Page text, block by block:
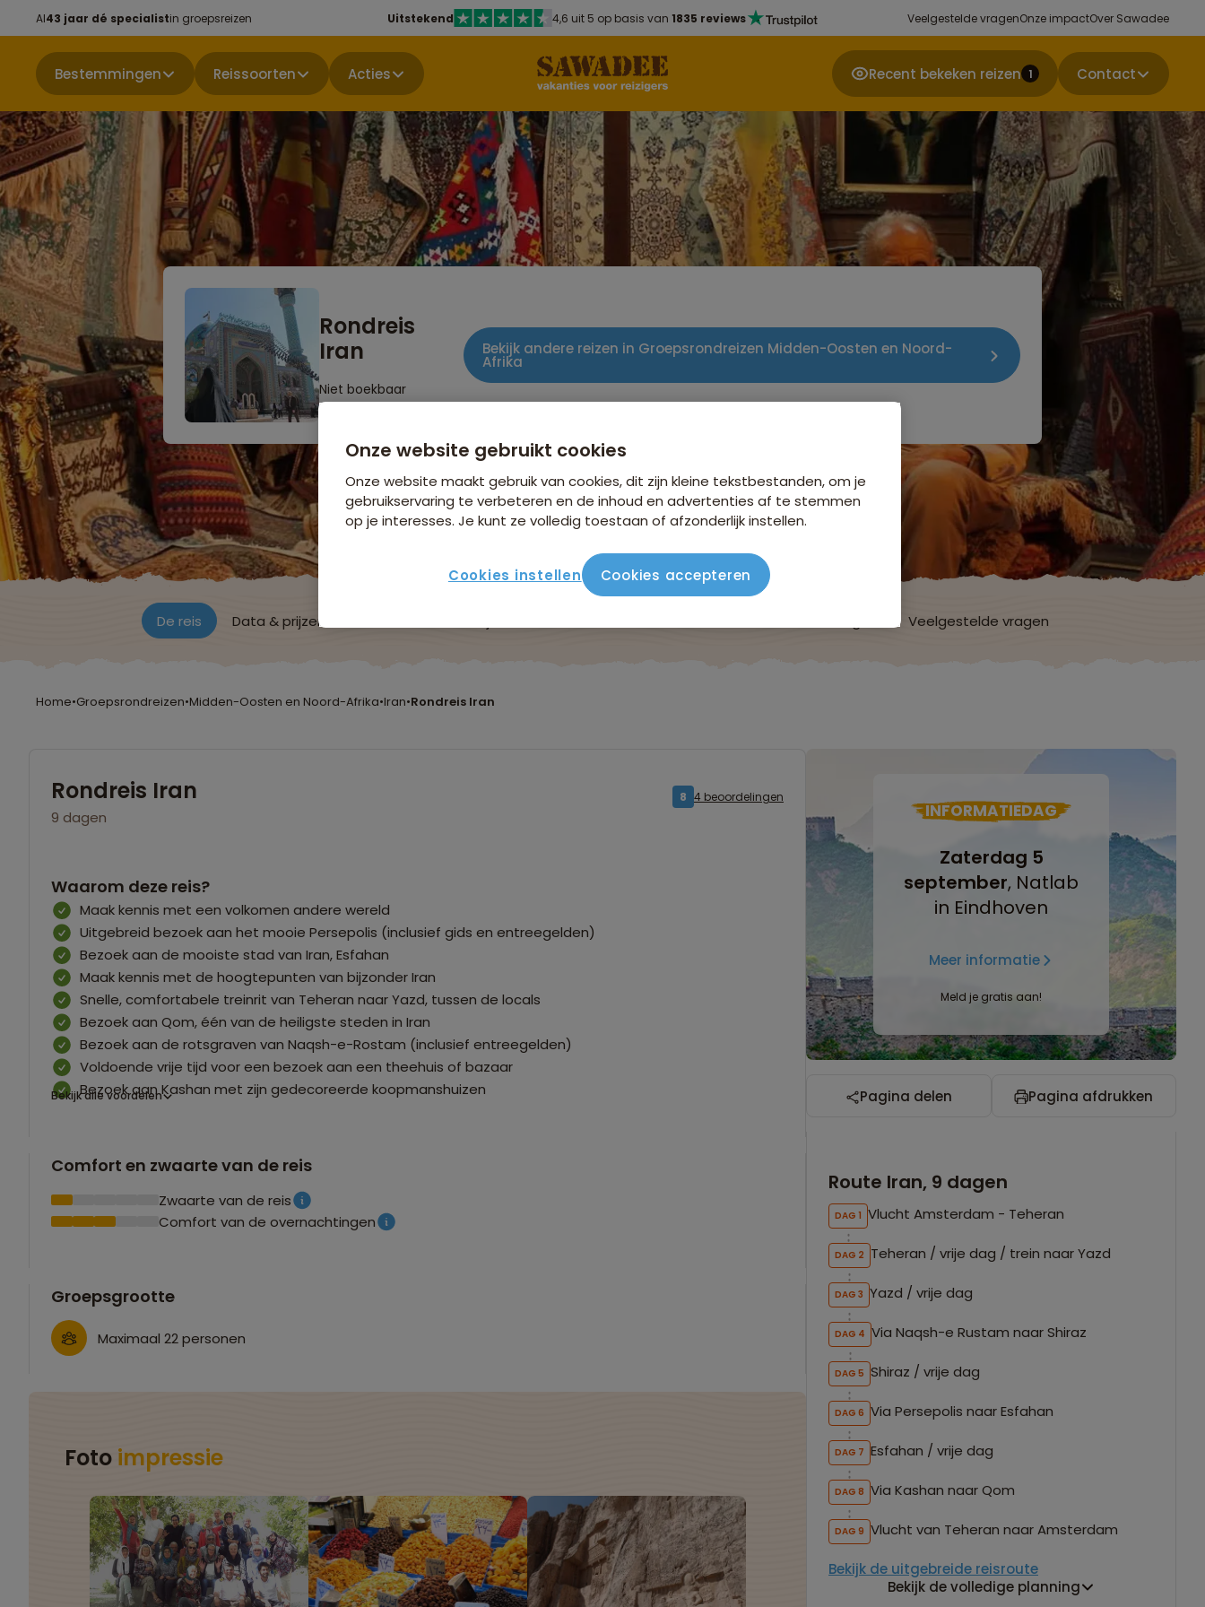
Al43 jaar dé specialistin groepsreizen Uitstekend 4,6 uit 5 op basis van 1835 reviews Veelgestelde vragenOnze impactOver Sawadee
Bestemmingen Reissoorten Acties Recent bekeken reizen 1 Contact
Rondreis
Iran
Niet boekbaar
Bekijk andere reizen in Groepsrondreizen Midden-Oosten en Noord-
Afrika
De reis Data & prijzen Veelgestelde vragen
Home•Groepsrondreizen•Midden-Oosten en Noord-Afrika•Iran•Rondreis Iran
Rondreis Iran
9 dagen
8 4 beoordelingen
Waarom deze reis?
Maak kennis met een volkomen andere wereld
Uitgebreid bezoek aan het mooie Persepolis (inclusief gids en entreegelden)
Bezoek aan de mooiste stad van Iran, Esfahan
Maak kennis met de hoogtepunten van bijzonder Iran
Snelle, comfortabele treinrit van Teheran naar Yazd, tussen de locals
Bezoek aan Qom, één van de heiligste steden in Iran
Bezoek aan de rotsgraven van Naqsh-e-Rostam (inclusief entreegelden)
Voldoende vrije tijd voor een bezoek aan een theehuis of bazaar
Bezoek aan Kashan met zijn gedecoreerde koopmanshuizen
Bekijk alle voordelen
Comfort en zwaarte van de reis
Zwaarte van de reis
Comfort van de overnachtingen
Groepsgrootte
Maximaal 22 personen
Foto impressie
INFORMATIEDAG
Zaterdag 5
september, Natlab
in Eindhoven
Meer informatie
Meld je gratis aan!
Pagina delen Pagina afdrukken
Route Iran, 9 dagen
DAG 1 Vlucht Amsterdam - Teheran
DAG 2 Teheran / vrije dag / trein naar Yazd
DAG 3 Yazd / vrije dag
DAG 4 Via Naqsh-e Rustam naar Shiraz
DAG 5 Shiraz / vrije dag
DAG 6 Via Persepolis naar Esfahan
DAG 7 Esfahan / vrije dag
DAG 8 Via Kashan naar Qom
DAG 9 Vlucht van Teheran naar Amsterdam
Bekijk de uitgebreide reisroute
Bekijk de volledige planning
Onze website gebruikt cookies
Onze website maakt gebruik van cookies, dit zijn kleine tekstbestanden, om je
gebruikservaring te verbeteren en de inhoud en advertenties af te stemmen
op je interesses. Je kunt ze volledig toestaan of afzonderlijk instellen.
Cookies instellen Cookies accepteren